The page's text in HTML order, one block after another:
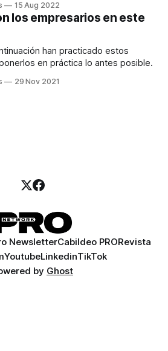
en el servicio que les
su padre. Durante este tiempo, el Club Ejecutivo ha
15 Aug 2022
los empresarios en este
han practicado estos
en práctica lo antes posible.
29 Nov 2021
NewsletterCabildeo PRORevista
YoutubeLinkedinTikTok
by Ghost